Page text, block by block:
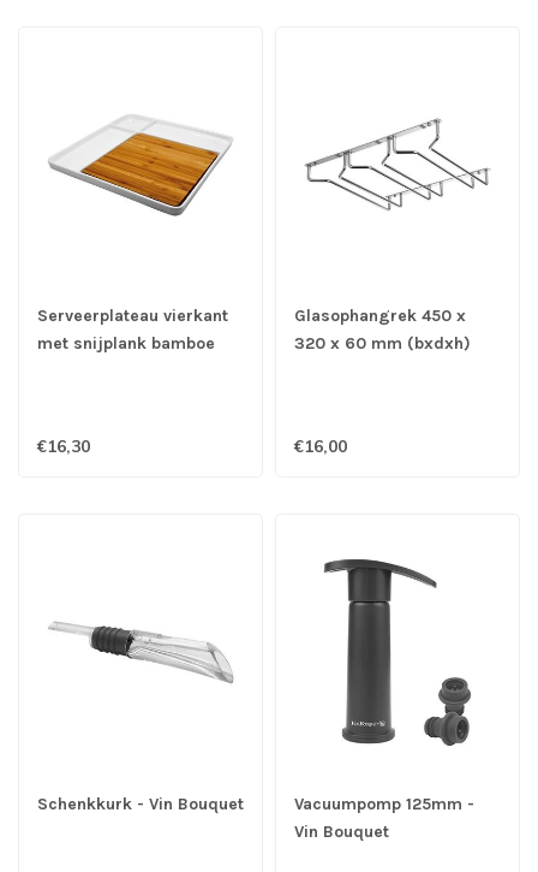
Serveerplateau vierkant
met snijplank bamboe
€16,30
Glasophangrek 450 x
320 x 60 mm (bxdxh)
€16,00
Schenkkurk - Vin Bouquet
Vacuumpomp 125mm -
Vin Bouquet